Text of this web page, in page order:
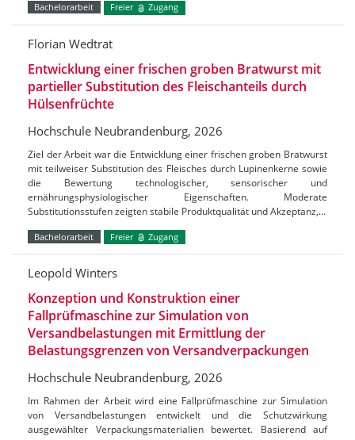
Bachelorarbeit Freier Zugang
Florian Wedtrat
Entwicklung einer frischen groben Bratwurst mit
partieller Substitution des Fleischanteils durch
Hülsenfrüchte
Hochschule Neubrandenburg, 2026
Ziel der Arbeit war die Entwicklung einer frischen groben Bratwurst
mit teilweiser Substitution des Fleisches durch Lupinenkerne sowie
die Bewertung technologischer, sensorischer und
ernährungsphysiologischer Eigenschaften. Moderate
Substitutionsstufen zeigten stabile Produktqualität und Akzeptanz,…
Bachelorarbeit Freier Zugang
Leopold Winters
Konzeption und Konstruktion einer
Fallprüfmaschine zur Simulation von
Versandbelastungen mit Ermittlung der
Belastungsgrenzen von Versandverpackungen
Hochschule Neubrandenburg, 2026
Im Rahmen der Arbeit wird eine Fallprüfmaschine zur Simulation
von Versandbelastungen entwickelt und die Schutzwirkung
ausgewählter Verpackungsmaterialien bewertet. Basierend auf